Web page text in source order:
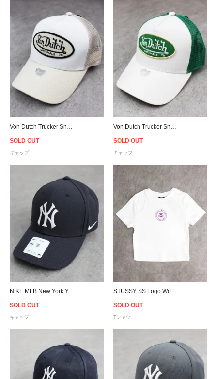
SOLD OUT
キャップ
SOLD OUT
キャップ
NIKE MLB New York Yankees Adjustable Cap- Navy
SOLD OUT
キャップ
SOLD OUT
Tシャツ